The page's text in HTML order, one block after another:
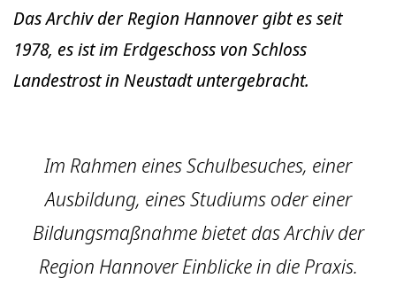
Das Archiv der Region Hannover gibt es seit
1978, es ist im Erdgeschoss von Schloss
Landestrost in Neustadt untergebracht.
Im Rahmen eines Schulbesuches, einer
Ausbildung, eines Studiums oder einer
Bildungsmaßnahme bietet das Archiv der
Region Hannover Einblicke in die Praxis.